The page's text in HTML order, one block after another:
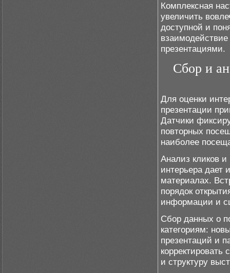
Комплексная
увеличить
доступной и
презентациями.
Сбор и
Для оценки
презентации
Датчики
повторных
наиболее
Анализ кликов
интерьера дает
материалах.
порядок
информации и
Сбор данных о
категориям:
презентаций и
корректировать
и структуру